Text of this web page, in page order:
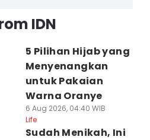
IDN
5 Pilihan Hijab yang
Menyenangkan
untuk Pakaian
Warna Oranye
6 Aug 2026, 04:40 WIB
Life
Sudah Menikah, Ini